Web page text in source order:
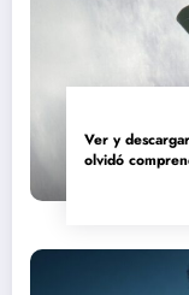
Ver y
olvidó